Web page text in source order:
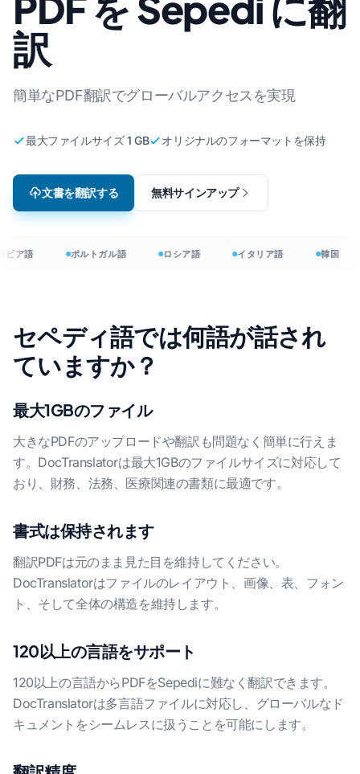
訳
簡単なPDF翻訳でグローバルアクセスを実現
最大ファイルサイズ 1 GB オリジナルのフォーマットを保持
文書を翻訳する 無料サインアップ
ビア語 ポルトガル語 ロシア語 イタリア語 韓国
セペディ語では何語が話され
ていますか？
最大1GBのファイル
大きなPDFのアップロードや翻訳も問題なく簡単に行えま
す。DocTranslatorは最大1GBのファイルサイズに対応して
おり、財務、法務、医療関連の書類に最適です。
書式は保持されます
翻訳PDFは元のまま見た目を維持してください。
DocTranslatorはファイルのレイアウト、画像、表、フォン
ト、そして全体の構造を維持します。
120以上の言語をサポート
120以上の言語からPDFをSepediに難なく翻訳できます。
DocTranslatorは多言語ファイルに対応し、グローバルなド
キュメントをシームレスに扱うことを可能にします。